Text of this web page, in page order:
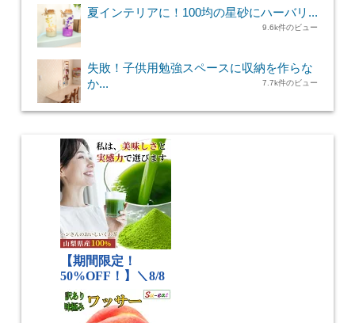
夏インテリアに！100均の星砂にハーバリ...
9.6k件のビュー
失敗！子供用勉強スペースに収納を作らな
か...
7.7k件のビュー